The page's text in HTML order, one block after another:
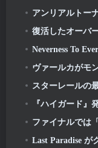
アンリアルトーナメント 2004 無料
復活したオーバー
Neverness To Everness は
ヴァールカがモントシュタ
スターレールの最新
『ハイガード』発売からわ
ファイナルでは「
Last Paradise が